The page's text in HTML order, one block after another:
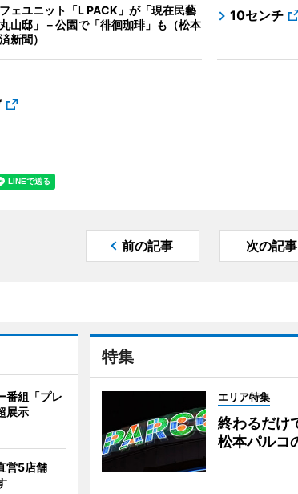
ェユニット「L PACK」が「現在民藝
山邸」－公園で「徘徊珈琲」も（松本
新聞）
10センチ
前の記事 次の記事
特集
エリア特集
終わるだけ
松本パルコ
番組「プレ
展示
営5店舗